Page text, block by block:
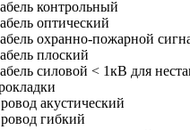
контрольный
оптический
охранно-пожарной
плоский
силовой < 1кВ для
акустический
гибкий